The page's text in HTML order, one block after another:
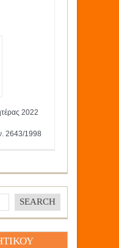
2022
2643/1998